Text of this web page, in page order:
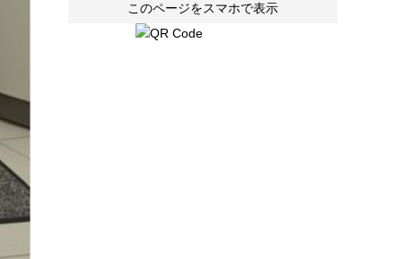
このページをスマホで表示